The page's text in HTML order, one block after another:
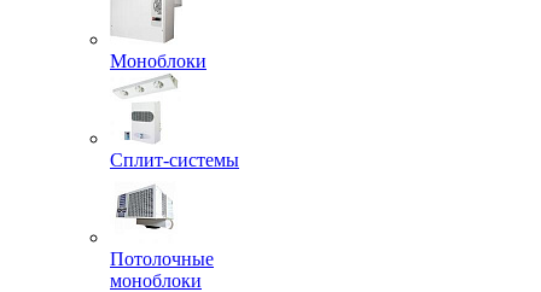
Моноблоки
Сплит-системы
Потолочные
моноблоки